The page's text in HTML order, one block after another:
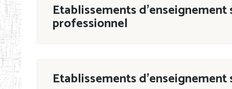
Etablissements
professionnel
ESTP
Etablissements d'enseignement